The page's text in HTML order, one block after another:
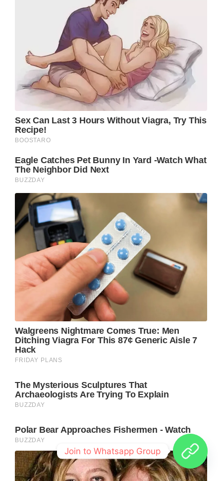
Join to Whatsapp Group